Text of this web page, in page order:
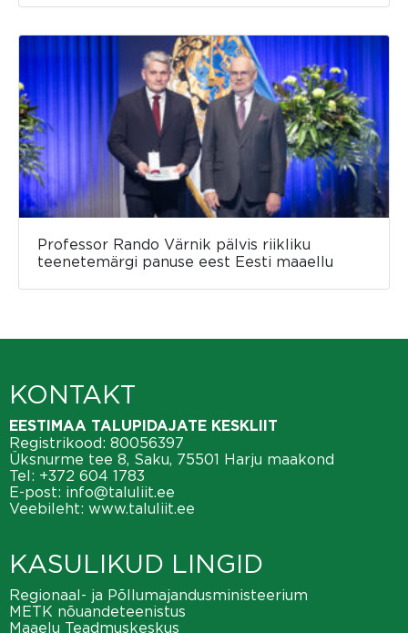
Professor Rando Värnik pälvis riikliku
teenetemärgi panuse eest Eesti maaellu
KONTAKT
EESTIMAA TALUPIDAJATE KESKLIIT
Registrikood: 80056397
Üksnurme tee 8, Saku, 75501 Harju maakond
Tel: +372 604 1783
E-post: info@taluliit.ee
Veebileht: www.taluliit.ee
KASULIKUD LINGID
Regionaal- ja Põllumajandusministeerium
METK nõuandeteenistus
Maaelu Teadmuskeskus